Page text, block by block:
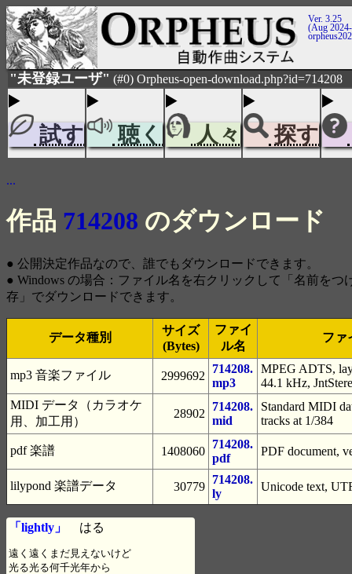
Ver. 3.25
(Aug
"未登録ユーザ" (#0) Orpheus-open-download.php?id=714208
試す 聴く 人々 探す
...
作品 714208 のダウンロード
● 公開決定作品なので、誰でもダウンロードできます。
● Windows の場合：ファイル名を右クリックして「名前をつ
存」でダウンロードできます。
データ種別
サイズ
(Bytes)
ファイ
ル名
ファ
mp3 音楽ファイル 2999692
714208.
mp3
MPEG ADTS,
44.1 kHz,
MIDI データ（カラオケ
用、加工用）
28902
714208.
mid
Standard MIDI
tracks at 1/384
pdf 楽譜 1408060
714208.
pdf
PDF document,
lilypond 楽譜データ 30779
714208.
ly
Unicode text,
「lightly」 はる
遠く遠くまだ見えないけど
光る光る何千光年から